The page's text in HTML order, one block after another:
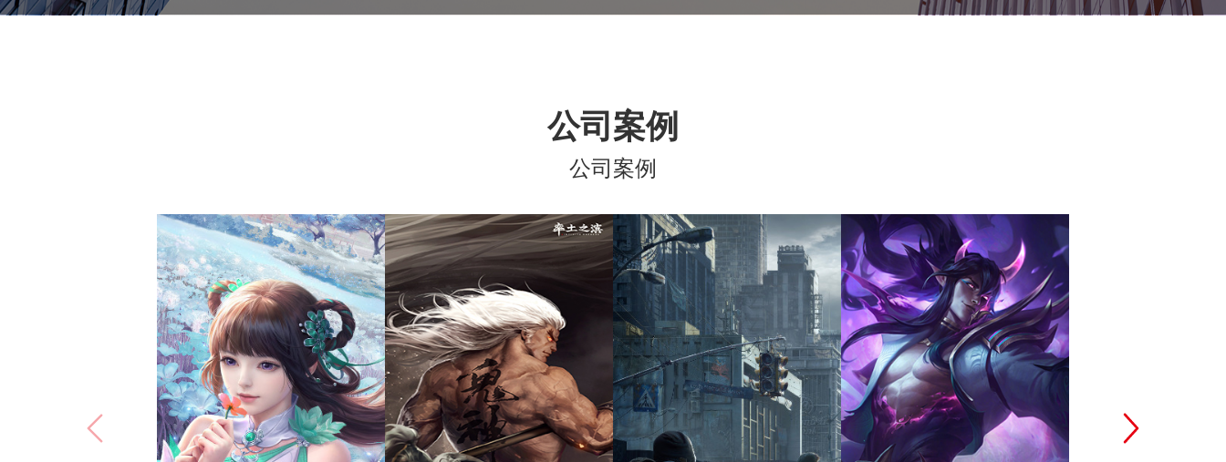
公司案例
公司案例
梦幻新诛仙
完美世界(北京)网络技术有
限公司
率土之滨
网易（杭州）科技有限公司
明日之后
网易（杭州）科技有限公司
英雄联盟
拳头游戏